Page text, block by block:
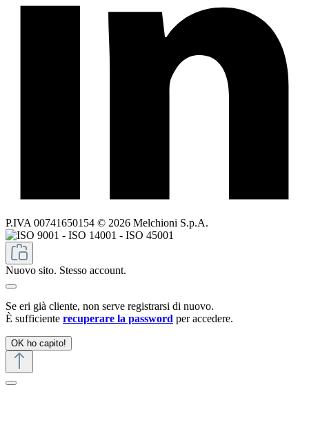
P.IVA 00741650154 © 2026 Melchioni S.p.A.
Nuovo sito. Stesso account.
Se eri già cliente, non serve registrarsi di nuovo.
È sufficiente recuperare la password per accedere.
OK ho capito!